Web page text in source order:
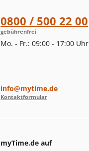
0800 / 500 22 00
gebührenfrei
Mo. - Fr.: 09:00 - 17:00 Uhr
info@mytime.de
Kontaktformular
myTime.de auf